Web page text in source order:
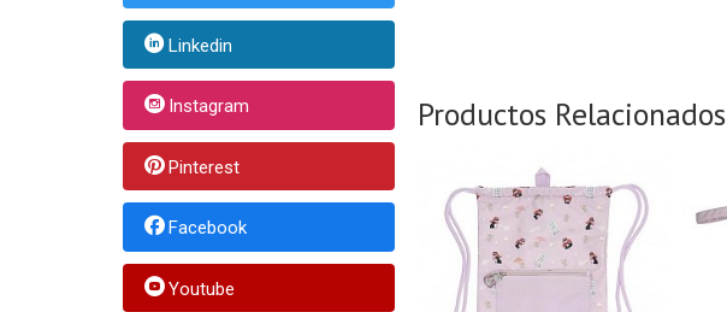
Linkedin
Instagram
Pinterest
Facebook
Youtube
Productos Relacionados